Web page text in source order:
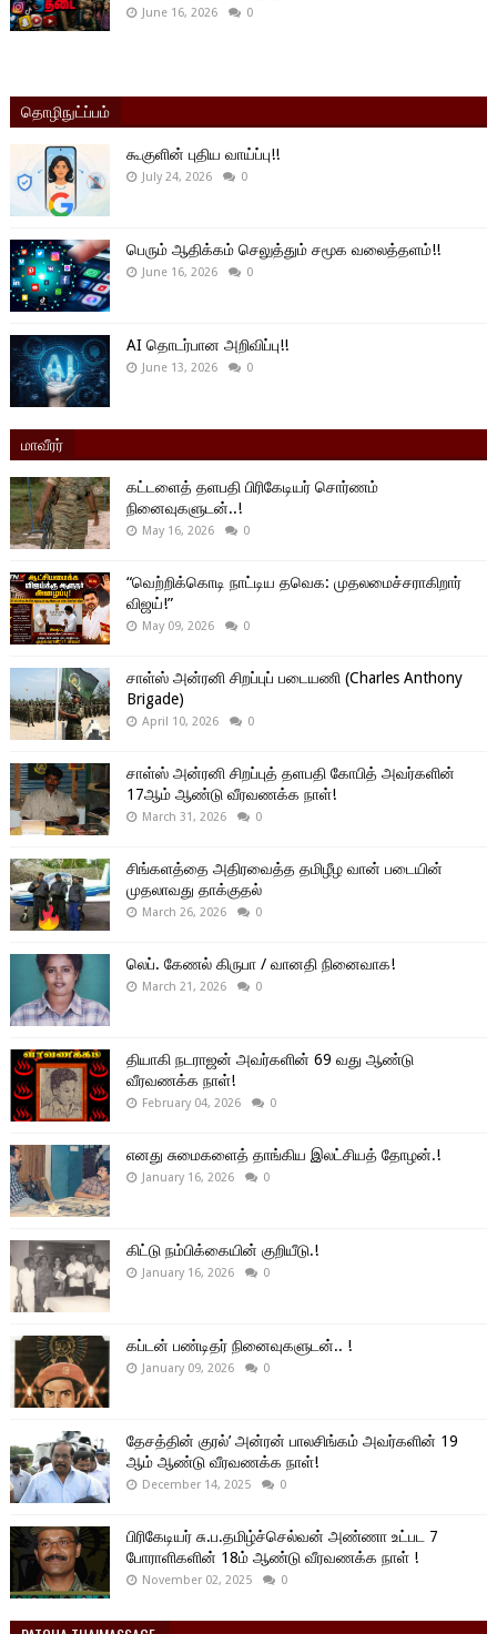
June 16, 2026 0
தொழிநுட்ப்பம்
கூகுளின் புதிய வாய்ப்பு!!
July 24, 2026 0
பெரும் ஆதிக்கம் செலுத்தும் சமூக வலைத்தளம்!!
June 16, 2026 0
AI தொடர்பான அறிவிப்பு!!
June 13, 2026 0
மாவீரர்
கட்டளைத் தளபதி பிரிகேடியர் சொர்ணம்
நினைவுகளுடன்..!
May 16, 2026 0
“வெற்றிக்கொடி நாட்டிய தவெக: முதலமைச்சராகிறார்
விஜய்!”
May 09, 2026 0
சாள்ஸ் அன்ரனி சிறப்புப் படையணி (Charles Anthony
Brigade)
April 10, 2026 0
சாள்ஸ் அன்ரனி சிறப்புத் தளபதி கோபித் அவர்களின்
17ஆம் ஆண்டு வீரவணக்க நாள்!
March 31, 2026 0
சிங்களத்தை அதிரவைத்த தமிழீழ வான் படையின்
முதலாவது தாக்குதல்
March 26, 2026 0
லெப். கேணல் கிருபா / வானதி நினைவாக!
March 21, 2026 0
தியாகி நடராஜன் அவர்களின் 69 வது ஆண்டு
வீரவணக்க நாள்!
February 04, 2026 0
எனது சுமைகளைத் தாங்கிய இலட்சியத் தோழன்.!
January 16, 2026 0
கிட்டு நம்பிக்கையின் குறியீடு.!
January 16, 2026 0
கப்டன் பண்டிதர் நினைவுகளுடன்.. !
January 09, 2026 0
தேசத்தின் குரல்’ அன்ரன் பாலசிங்கம் அவர்களின் 19
ஆம் ஆண்டு வீரவணக்க நாள்!
December 14, 2025 0
பிரிகேடியர் சு.ப.தமிழ்ச்செல்வன் அண்ணா உட்பட 7
போராளிகளின் 18ம் ஆண்டு வீரவணக்க நாள் !
November 02, 2025 0